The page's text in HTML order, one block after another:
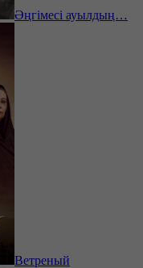
Әңгімесі ауылдың…
Ветреный